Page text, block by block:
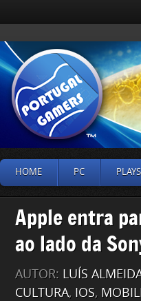
HOME PC
Apple entra
ao lado da
AUTOR: LUÍS
CULTURA, IOS,